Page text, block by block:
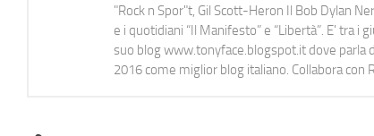
"Rock n Spor"t, Gil Scott-Heron Il Bob Dylan
e i quotidiani “Il Manifesto” e “Libertà”. E' tra
suo blog www.tonyface.blogspot.it dove parla
2016 come miglior blog italiano. Collabora con